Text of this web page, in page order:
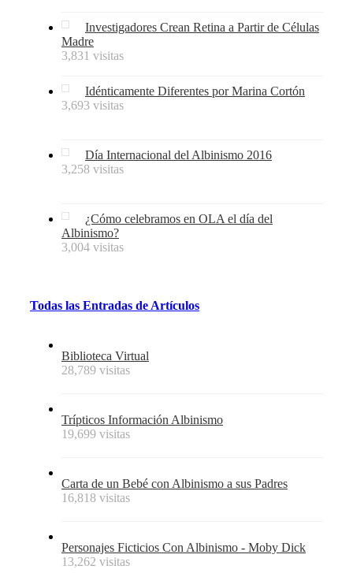
Investigadores Crean Retina a Partir de Células
Madre
3,831 visitas
Idénticamente Diferentes por Marina Cortón
3,693 visitas
Día Internacional del Albinismo 2016
3,258 visitas
¿Cómo celebramos en OLA el día del
Albinismo?
3,004 visitas
Todas las Entradas de Artículos
Biblioteca Virtual
28,789 visitas
Trípticos Información Albinismo
19,699 visitas
Carta de un Bebé con Albinismo a sus Padres
16,818 visitas
Personajes Ficticios Con Albinismo - Moby Dick
13,262 visitas